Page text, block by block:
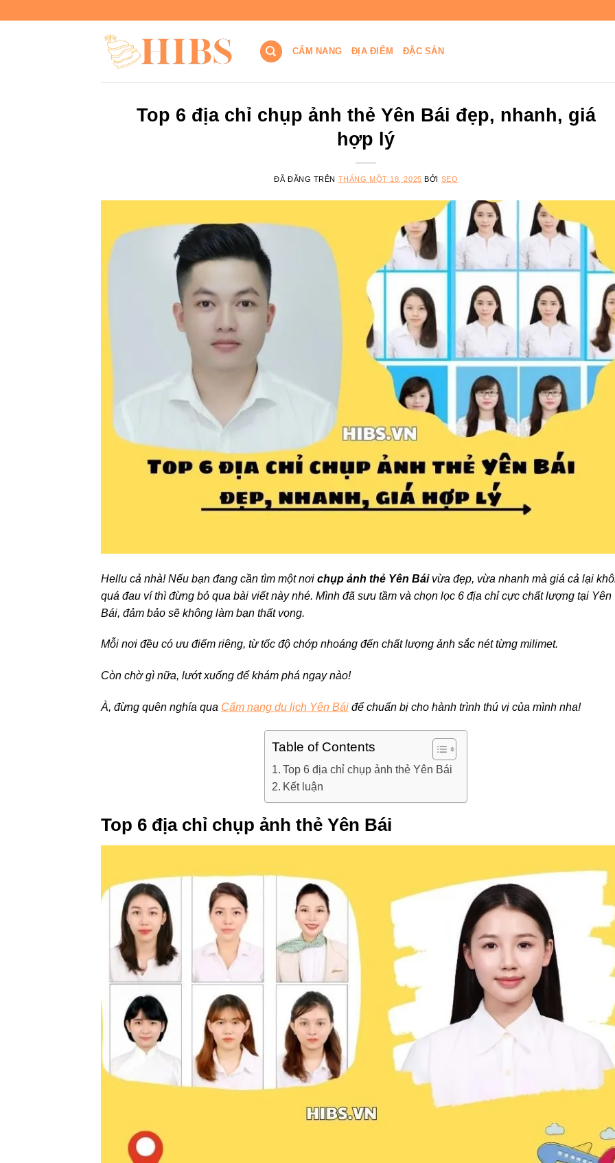
CẨM NANG ĐỊA ĐIỂM ĐẶC SẢN
Top 6 địa chỉ chụp ảnh thẻ Yên Bái đẹp, nhanh, giá
hợp lý
ĐÃ ĐĂNG TRÊN THÁNG MỘT 18, 2025 BỞI SEO
Hellu cả nhà! Nếu bạn đang cần tìm một nơi chụp ảnh thẻ Yên Báivừa đẹp, vừa nhanh mà giá cả lại
quá đau ví thì đừng bỏ qua bài viết này nhé. Mình đã sưu tầm và chọn lọc 6 địa chỉ cực chất lượng tại Yên
Bái, đảm bảo sẽ không làm bạn thất vọng.
Mỗi nơi đều có ưu điểm riêng, từ tốc độ chớp nhoáng đến chất lượng ảnh sắc nét từng milimet.
Còn chờ gì nữa, lướt xuống để khám phá ngay nào!
À, đừng quên nghía qua Cẩm nang du lịch Yên Bái để chuẩn bị cho hành trình thú vị của mình nha!
Table of Contents
Top 6 địa chỉ chụp ảnh thẻ Yên Bái
Kết luận
Top 6 địa chỉ chụp ảnh thẻ Yên Bái